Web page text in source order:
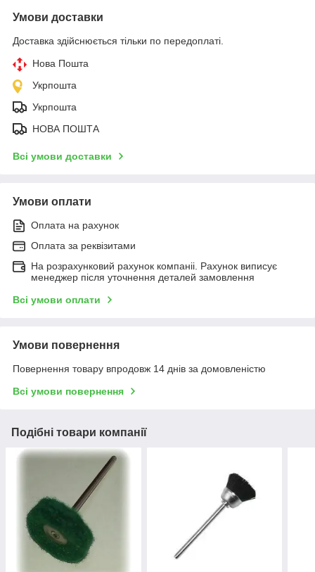
Умови доставки
Доставка здійснюється тільки по передоплаті.
Нова Пошта
Укрпошта
Укрпошта
НОВА ПОШТА
Всі умови доставки
Умови оплати
Оплата на рахунок
Оплата за реквізитами
На розрахунковий рахунок компаніі. Рахунок виписує
менеджер після уточнення деталей замовлення
Всі умови оплати
Умови повернення
Повернення товару впродовж 14 днів за домовленістю
Всі умови повернення
Подібні товари компанії